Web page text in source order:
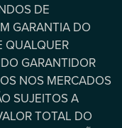
DE
GARANTIA DO
QUALQUER
GARANTIDOR
NOS MERCADOS
SUJEITOS A
TOTAL DO